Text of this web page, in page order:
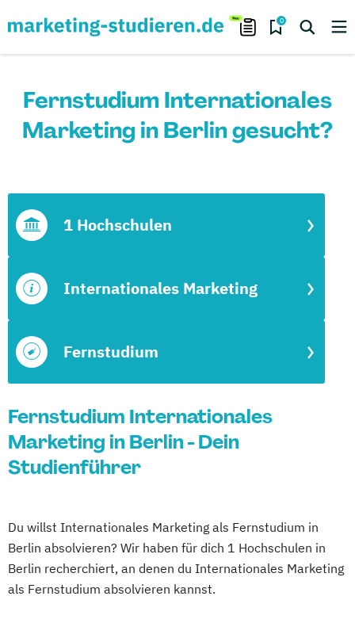
0
Fernstudium Internationales
Marketing in Berlin gesucht?
Fernstudium
Internationales Marketing
1 Hochschulen
Fernstudium Internationales
Marketing in Berlin - Dein
Studienführer
Du willst Internationales Marketing als Fernstudium in
Berlin absolvieren? Wir haben für dich 1 Hochschulen in
Berlin recherchiert, an denen du Internationales Marketing
als Fernstudium absolvieren kannst.